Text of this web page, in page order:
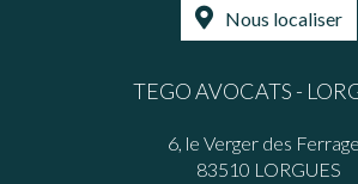
Nous localiser
TEGO AVOCATS -
6, le Verger des
83510 LORGUES